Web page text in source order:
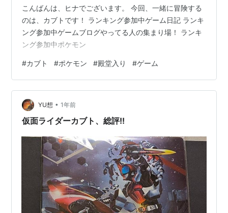
こんばんは、ヒナでございます。 今回、一緒に冒険する
のは、カブトです！ ランキング参加中ゲーム日記 ランキ
ング参加中ゲームブログやってる人の集まり場！ ランキ
ング参加中ポケモン
#カブト #ポケモン #殿堂入り #ゲーム
YU想 • 1年前
仮面ライダーカブト、総評!!